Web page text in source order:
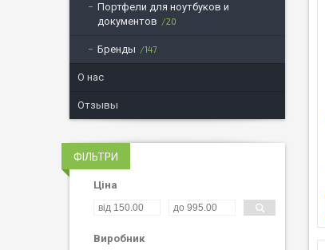
Портфели для ноутбуков и
документов
20
Бренды 147
О нас
Отзывы
ФІЛЬТРИ
Ціна
Виробник